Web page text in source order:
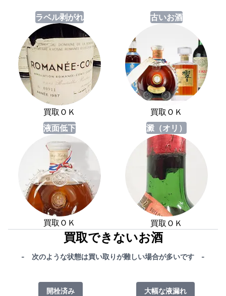
ラベル剥がれ
買取ＯＫ
古いお酒
買取ＯＫ
液面低下
買取ＯＫ
澱（オリ）
買取ＯＫ
買取できないお酒
- 次のような状態は買い取りが難しい場合が多いです -
開栓済み 大幅な液漏れ